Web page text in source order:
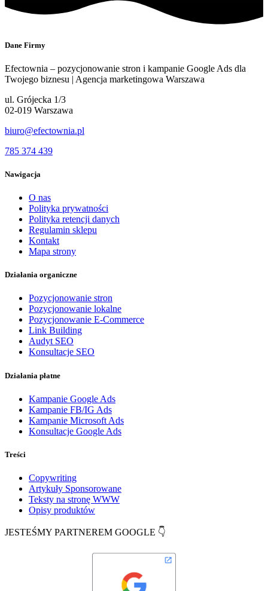
Dane Firmy
Efectownia – pozycjonowanie stron i kampanie Google Ads dla
Twojego biznesu | Agencja marketingowa Warszawa
ul. Grójecka 1/3
02-019 Warszawa
biuro@efectownia.pl
785 374 439
Nawigacja
O nas
Polityka prywatności
Polityka retencji danych
Regulamin sklepu
Kontakt
Mapa strony
Działania organiczne
Pozycjonowanie stron
Pozycjonowanie lokalne
Pozycjonowanie E-Commerce
Link Building
Audyt SEO
Konsultacje SEO
Działania płatne
Kampanie Google Ads
Kampanie FB/IG Ads
Kampanie Microsoft Ads
Konsultacje Google Ads
Treści
Copywriting
Artykuły Sponsorowane
Teksty na stronę WWW
Opisy produktów
JESTEŚMY PARTNEREM GOOGLE 👇